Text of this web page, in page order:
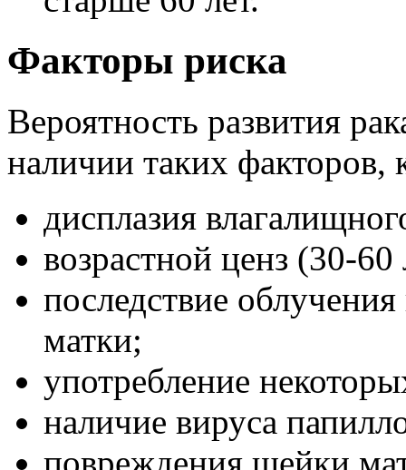
Факторы риска
Вероятность развития
наличии таких факторов,
дисплазия
возрастной ценз (30-60
последствие
матки;
употребление
наличие вируса
повреждения шейки